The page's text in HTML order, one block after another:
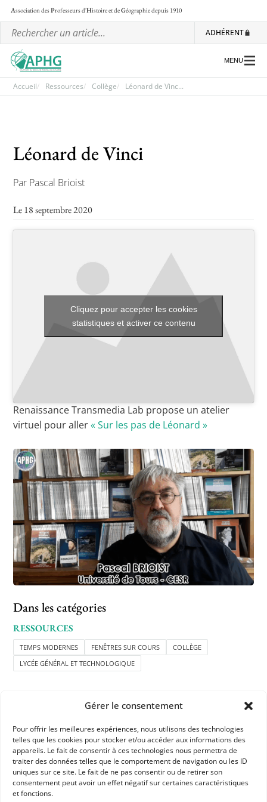
Gérer le consentement
Pour offrir les meilleures expériences, nous utilisons des technologies
telles que les cookies pour stocker et/ou accéder aux informations des
appareils. Le fait de consentir à ces technologies nous permettra de
traiter des données telles que le comportement de navigation ou les ID
uniques sur ce site. Le fait de ne pas consentir ou de retirer son
consentement peut avoir un effet négatif sur certaines caractéristiques
et fonctions.
Association desProfesseurs d'Histoire et deGéographiedepuis 1910
ADHÉRENT
Les régionales
Lettre d’information de l’APHG
Toutes les actualités
Les rendez-vous de l’APHG
Conférences, tables rondes
Critique d’ouvrages publiés
Culture
MENU
Accueil Ressources Collège Léonard de Vinc...
Léonard de Vinci
Par Pascal Brioist
Le 18 septembre 2020
Cliquez pour accepter les cookies
statistiques et activer ce contenu
Renaissance Transmedia Lab propose un atelier
virtuel pour aller« Sur les pas de Léonard »
Dans les catégories
RESSOURCES
TEMPS MODERNES FENÊTRES SUR COURS
COLLÈGE
LYCÉE GÉNÉRAL ET TECHNOLOGIQUE
APHG
Association des professeurs d'histoire et géographie